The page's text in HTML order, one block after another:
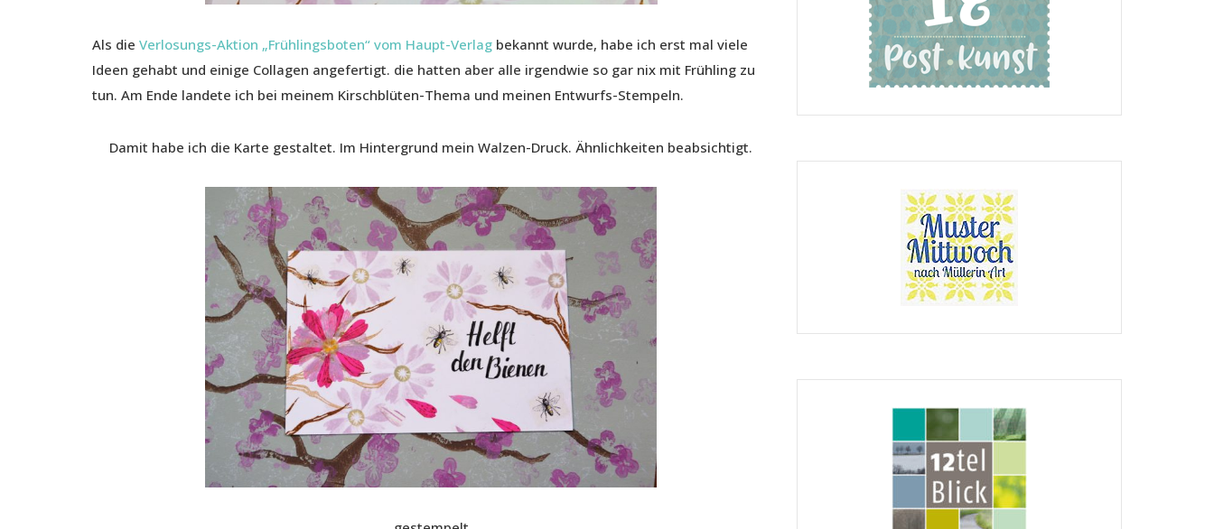
Als die Verlosungs-Aktion „Frühlingsboten“ vom Haupt-Verlag bekannt wurde, habe ich erst mal viele
Ideen gehabt und einige Collagen angefertigt. die hatten aber alle irgendwie so gar nix mit Frühling zu
tun. Am Ende landete ich bei meinem Kirschblüten-Thema und meinen Entwurfs-Stempeln.
Damit habe ich die Karte gestaltet. Im Hintergrund mein Walzen-Druck. Ähnlichkeiten beabsichtigt.